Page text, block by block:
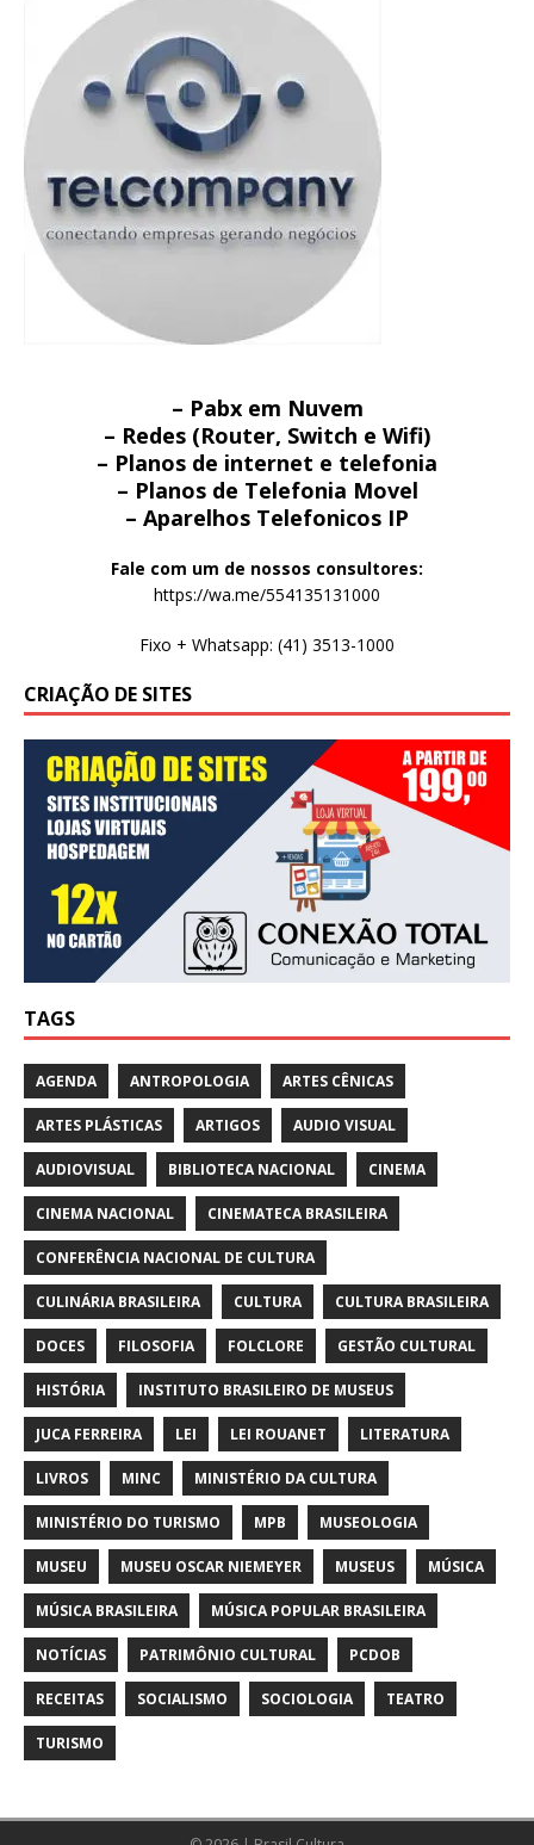
– Pabx em Nuvem
– Redes (Router, Switch e Wifi)
– Planos de internet e telefonia
– Planos de Telefonia Movel
– Aparelhos Telefonicos IP
Fale com um de nossos consultores:
https://wa.me/554135131000
Fixo + Whatsapp: (41) 3513-1000
CRIAÇÃO DE SITES
TAGS
AGENDA ANTROPOLOGIA ARTES CÊNICAS
ARTES PLÁSTICAS ARTIGOS AUDIO VISUAL
AUDIOVISUAL BIBLIOTECA NACIONAL CINEMA
CINEMA NACIONAL CINEMATECA BRASILEIRA
CONFERÊNCIA NACIONAL DE CULTURA
CULINÁRIA BRASILEIRA CULTURA CULTURA BRASILEIRA
DOCES FILOSOFIA FOLCLORE GESTÃO CULTURAL
HISTÓRIA INSTITUTO BRASILEIRO DE MUSEUS
JUCA FERREIRA LEI LEI ROUANET LITERATURA
LIVROS MINC MINISTÉRIO DA CULTURA
MINISTÉRIO DO TURISMO MPB MUSEOLOGIA
MUSEU MUSEU OSCAR NIEMEYER MUSEUS MÚSICA
MÚSICA BRASILEIRA MÚSICA POPULAR BRASILEIRA
NOTÍCIAS PATRIMÔNIO CULTURAL PCDOB
RECEITAS SOCIALISMO SOCIOLOGIA TEATRO
TURISMO